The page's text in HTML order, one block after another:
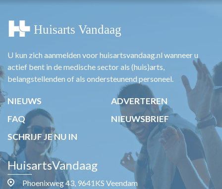
U kun zich aanmelden voor huisartsvandaag.nl wanneer u
actief bent in de medische sector als (huis)arts,
belangstellenden of als ondersteunend personeel.
NIEUWS
ADVERTEREN
FAQ
NIEUWSBRIEF
SCHRIJF JE NU IN
HuisartsVandaag
Phoenixweg 43, 9641KS Veendam